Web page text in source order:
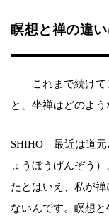
瞑想と禅の違
——これまで続けて
と、坐禅はどのよう
SHIHO 最近は道元
ょうぼうげんぞう
たとはいえ、私が
ないんです。瞑想